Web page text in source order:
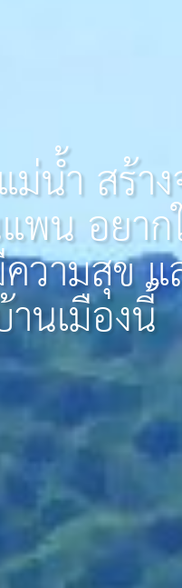
น้ำ สร้าง
พน อยา
วามสุข
นเมืองนี้